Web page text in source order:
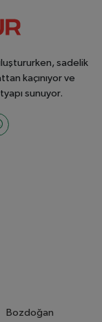
sadelik
kaçınıyor ve
sunuyor.
Bozdoğan